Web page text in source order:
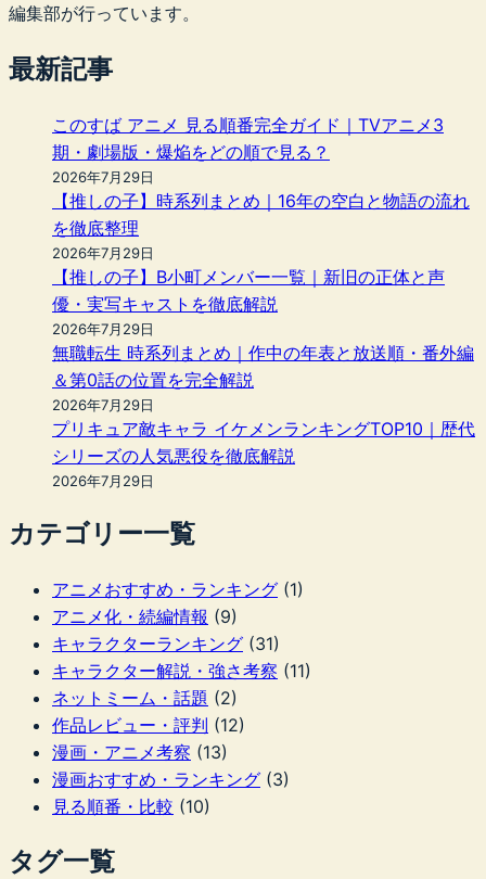
編集部が行っています。
最新記事
このすば アニメ 見る順番完全ガイド｜TVアニメ3
期・劇場版・爆焔をどの順で見る？
2026年7月29日
【推しの子】時系列まとめ｜16年の空白と物語の流れ
を徹底整理
2026年7月29日
【推しの子】B小町メンバー一覧｜新旧の正体と声
優・実写キャストを徹底解説
2026年7月29日
無職転生 時系列まとめ｜作中の年表と放送順・番外編
＆第0話の位置を完全解説
2026年7月29日
プリキュア敵キャラ イケメンランキングTOP10｜歴代
シリーズの人気悪役を徹底解説
2026年7月29日
カテゴリー一覧
アニメおすすめ・ランキング (1)
アニメ化・続編情報 (9)
キャラクターランキング (31)
キャラクター解説・強さ考察 (11)
ネットミーム・話題 (2)
作品レビュー・評判 (12)
漫画・アニメ考察 (13)
漫画おすすめ・ランキング (3)
見る順番・比較 (10)
タグ一覧